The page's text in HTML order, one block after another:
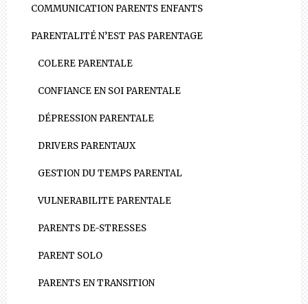
COMMUNICATION PARENTS ENFANTS
PARENTALITÉ N’EST PAS PARENTAGE
COLERE PARENTALE
CONFIANCE EN SOI PARENTALE
DÉPRESSION PARENTALE
DRIVERS PARENTAUX
GESTION DU TEMPS PARENTAL
VULNERABILITE PARENTALE
PARENTS DE-STRESSES
PARENT SOLO
PARENTS EN TRANSITION